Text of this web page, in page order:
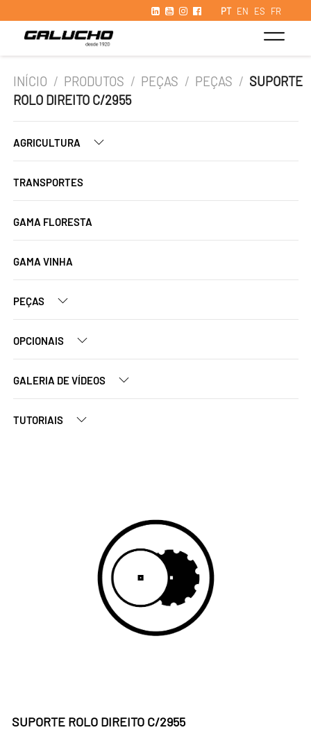
PT EN ES FR
INÍCIO / PRODUTOS / PEÇAS / PEÇAS / SUPORTE
ROLO DIREITO C/2955
AGRICULTURA
TRANSPORTES
GAMA FLORESTA
GAMA VINHA
PEÇAS
OPCIONAIS
GALERIA DE VÍDEOS
TUTORIAIS
SUPORTE ROLO DIREITO C/2955